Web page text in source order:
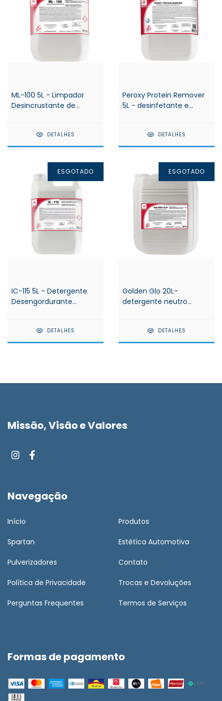
ML-100 5L - Limpador
Desincrustante de
DETALHES
Peroxy Protein Remover
5L - desinfetante e
DETALHES
ESGOTADO
IC-115 5L - Detergente
Desengordurante
DETALHES
ESGOTADO
Golden Glo 20L-
detergente neutro
DETALHES
Missão, Visão e Valores
Navegação
Início Produtos
Spartan Estética Automotiva
Pulverizadores Contato
Política de Privacidade Trocas e Devoluções
Perguntas Frequentes Termos de Serviços
Formas de pagamento